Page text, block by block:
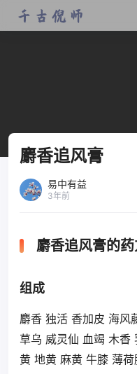
麝香追风膏
易中有益
3年前
麝香追风膏的
组成
麝香 独活 香加皮 海风
草乌 威灵仙 血竭 木香
黄 地黄 麻黄 牛膝 薄